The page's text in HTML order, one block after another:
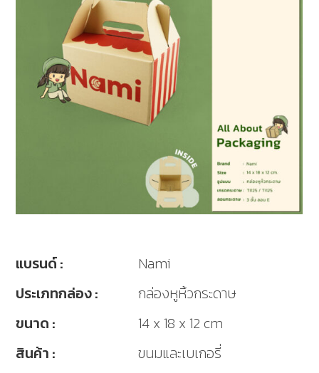
แบรนด์ :
Nami
ประเภทกล่อง :
กล่องหูหิ้วกระดาษ
ขนาด :
14 x 18 x 12 cm
สินค้า :
ขนมและเบเกอรี่